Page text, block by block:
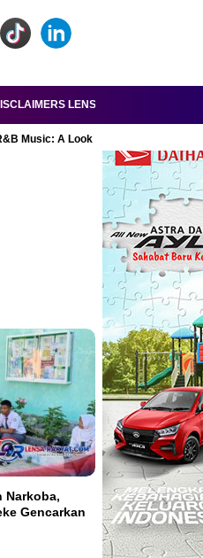
LENSA-RAKYAT.COM
Music: A Look at Super Bowl
Narkoba,
Gencarkan